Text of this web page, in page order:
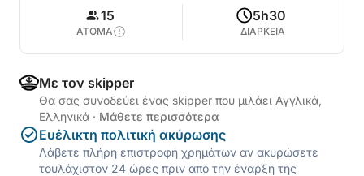
15
ΑΤΟΜΑ
5h30
ΔΙΑΡΚΕΙΑ
Με τον skipper
Θα σας συνοδεύει ένας skipper που μιλάει Αγγλικά,
Ελληνικά · Μάθετε περισσότερα
Ευέλικτη πολιτική ακύρωσης
Λάβετε πλήρη επιστροφή χρημάτων αν ακυρώσετε
τουλάχιστον 24 ώρες πριν από την έναρξη της